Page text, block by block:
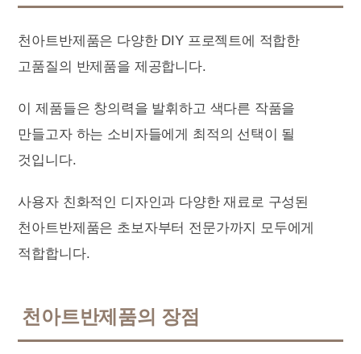
천아트반제품은 다양한 DIY 프로젝트에 적합한
고품질의 반제품을 제공합니다.
이 제품들은 창의력을 발휘하고 색다른 작품을
만들고자 하는 소비자들에게 최적의 선택이 될
것입니다.
사용자 친화적인 디자인과 다양한 재료로 구성된
천아트반제품은 초보자부터 전문가까지 모두에게
적합합니다.
천아트반제품의 장점